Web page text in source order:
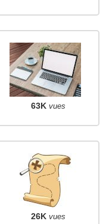
63K vues
26K vues